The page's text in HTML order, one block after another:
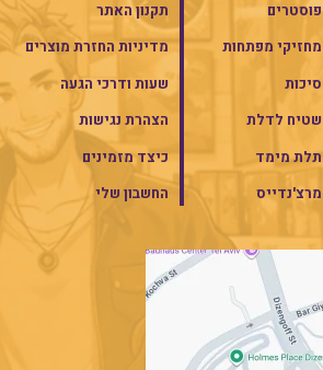
פוסטרים
מחזיקי מפתחות
סיכות
שטיח לדלת
תלת מימד
מרצ'נדייס
תקנון האתר
מדיניות החזרת מוצרים
שעות ודרכי הגעה
הצהרת נגישות
כיצד מזמינים
החשבון שלי